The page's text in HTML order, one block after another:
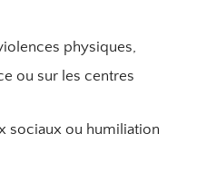
physiques,
ou sur les centres
sociaux ou humiliation